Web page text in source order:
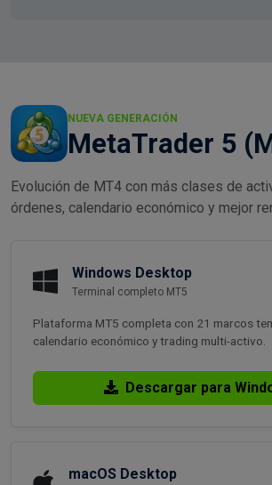
NUEVA GENERACIÓN
MetaTrader 5
Evolución de MT4 con más clases de
órdenes, calendario económico y mejor
Windows Desktop
Terminal completo MT5
Plataforma MT5 completa con 21 marcos
calendario económico y trading multi-activo.
Descargar para
macOS Desktop